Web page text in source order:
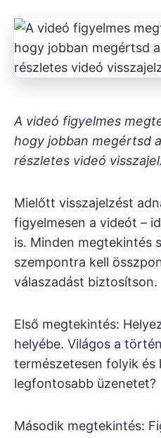
A videó figyelmes
hogy jobban megértsd
részletes videó
Mielőtt visszajelzést
figyelmesen a videót –
is. Minden megtekintés
szempontra kell
válaszadást biztosítson.
Első megtekintés:
helyébe. Világos a
természetesen folyik
legfontosabb üzenetet?
Második megtekintés: